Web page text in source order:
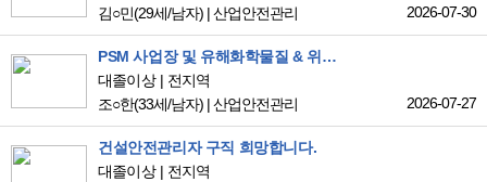
김○민(29세/남자) |산업안전관리 2026-07-30
PSM 사업장 및 유해화학물질 & 위험물 제조업에 구직합니다.
대졸이상
전지역
조○한(33세/남자) |산업안전관리 2026-07-27
건설안전관리자 구직 희망합니다.
대졸이상
전지역